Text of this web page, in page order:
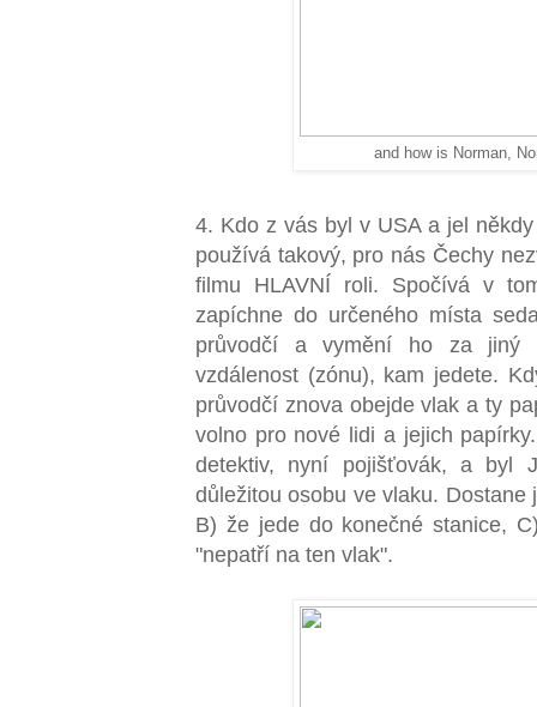
and how is Norman,
4. Kdo z vás byl v USA a jel
používá takový, pro nás Čechy
filmu HLAVNÍ roli. Spočívá v
zapíchne do určeného místa
průvodčí a vymění ho za jiný
vzdálenost (zónu), kam jedete.
průvodčí znova obejde vlak a ty
volno pro nové lidi a jejich
detektiv, nyní pojišťovák, a byl
důležitou osobu ve vlaku.
B) že jede do konečné stanice,
"nepatří na ten vlak".